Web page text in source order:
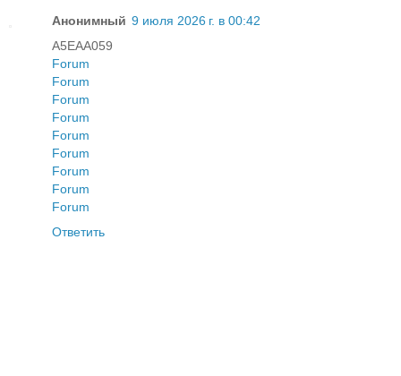
Анонимный 9 июля 2026 г. в 00:42
A5EAA059
Forum
Forum
Forum
Forum
Forum
Forum
Forum
Forum
Forum
Ответить